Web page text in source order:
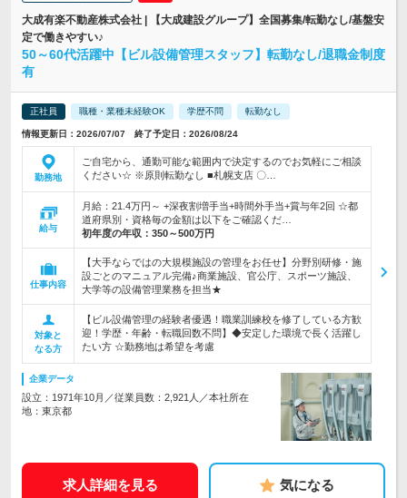
大成有楽不動産株式会社 | 【大成建設グループ】全国募集/転勤なし/基盤安
定で働きやすい♪
50～60代活躍中【ビル設備管理スタッフ】転勤なし/退職金制度
有
正社員 職種・業種未経験OK 学歴不問 転勤なし
情報更新日：2026/07/07 終了予定日：2026/08/24
勤務地
ご自宅から、通勤可能な範囲内で決定するのでお気軽にご相談
ください☆ ※原則転勤なし ■札幌支店 〇…
給与
月給：21.4万円～ +深夜割増手当+時間外手当+賞与年2回 ☆都
道府県別・資格毎の金額は以下をご確認くだ…
初年度の年収： 350～500万円
仕事内容
【大手ならではの大規模施設の管理をお任せ】分野別研修・施
設ごとのマニュアル完備♪商業施設、官公庁、スポーツ施設、
大学等の設備管理業務を担当★
対象と
なる方
【ビル設備管理の経験者優遇！職業訓練校を修了している方歓
迎！学歴・年齢・転職回数不問】◆安定した環境で長く活躍し
たい方 ☆勤務地は希望を考慮
企業データ
設立：1971年10月／従業員数：2,921人／本社所在
地：東京都
求人詳細を見る 気になる